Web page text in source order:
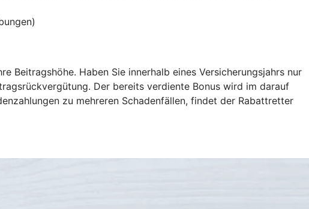
Beitragshöhe. Haben Sie innerhalb eines Versicherungsjahrs nur
Der bereits verdiente Bonus wird im darauf
zu mehreren Schadenfällen, findet der Rabattretter